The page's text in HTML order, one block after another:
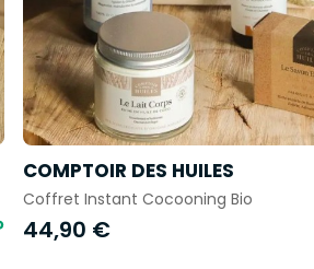
COMPTOIR DES HUILES
Coffret Instant Cocooning Bio
44,90 €